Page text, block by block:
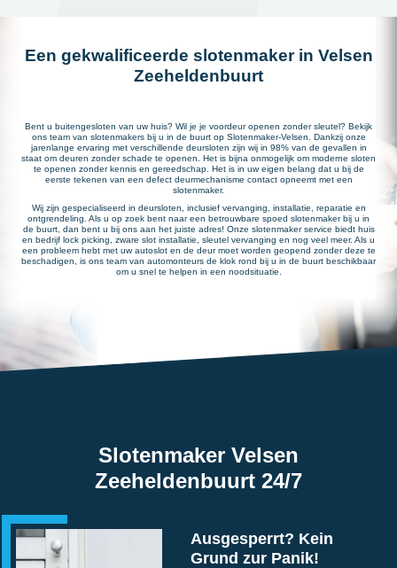
Een gekwalificeerde slotenmaker in Velsen
Zeeheldenbuurt
Bent u buitengesloten van uw huis? Wil je je voordeur openen zonder sleutel? Bekijk
ons team van slotenmakers bij u in de buurt op Slotenmaker-Velsen. Dankzij onze
jarenlange ervaring met verschillende deursloten zijn wij in 98% van de gevallen in
staat om deuren zonder schade te openen. Het is bijna onmogelijk om moderne sloten
te openen zonder kennis en gereedschap. Het is in uw eigen belang dat u bij de
eerste tekenen van een defect deurmechanisme contact opneemt met een
slotenmaker.
Wij zijn gespecialiseerd in deursloten, inclusief vervanging, installatie, reparatie en
ontgrendeling. Als u op zoek bent naar een betrouwbare spoed slotenmaker bij u in
de buurt, dan bent u bij ons aan het juiste adres! Onze slotenmaker service biedt huis
en bedrijf lock picking, zware slot installatie, sleutel vervanging en nog veel meer. Als u
een probleem hebt met uw autoslot en de deur moet worden geopend zonder deze te
beschadigen, is ons team van automonteurs de klok rond bij u in de buurt beschikbaar
om u snel te helpen in een noodsituatie.
Slotenmaker Velsen
Zeeheldenbuurt 24/7
Ausgesperrt? Kein
Grund zur Panik!